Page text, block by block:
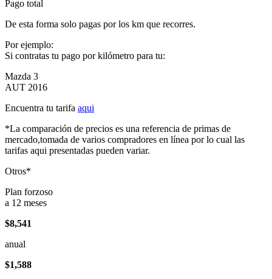
Pago total
De esta forma solo pagas por los km que recorres.
Por ejemplo:
Si contratas tu pago por kilómetro para tu:
Mazda 3
AUT 2016
Encuentra tu tarifa aqui
*La comparación de precios es una referencia de primas de
mercado,tomada de varios compradores en línea por lo cual las
tarifas aqui presentadas pueden variar.
Otros*
Plan forzoso
a 12 meses
$8,541
anual
$1,588